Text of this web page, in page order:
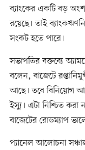
ব্যাংকের একটি বড়
রয়েছে। তাই
সংকট হতে পারে।
সভাপতির বক্তব্যে
বলেন, বাজেটে
আছে। তবে বিনিয়োগ
ইস্যু। এটা নিশ্চিত করা
বাজেটের রোডম্যাপ
প্যানেল আলোচনা